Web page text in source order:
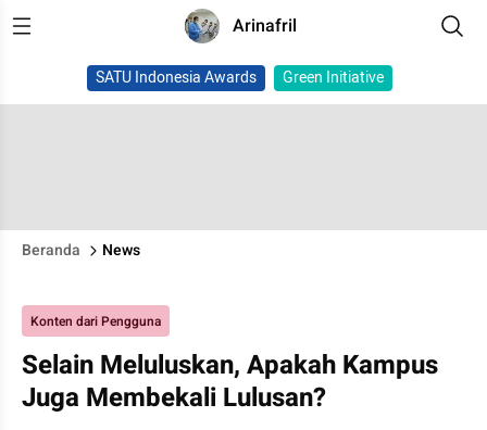
Arinafril
SATU Indonesia Awards Green Initiative
Beranda News
Konten dari Pengguna
Selain Meluluskan, Apakah Kampus
Juga Membekali Lulusan?